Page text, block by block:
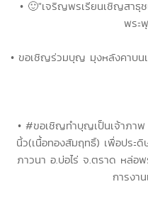
• 🙂"เจริญพรเรียนเชิญสา
พระ
• ขอเชิญร่วมบุญ มุงหลังคาบ
• #ขอเชิญทำบุญเป็นเจ้าภาพ
นิ้ว(เนื้อทองสัมฤทธิ์) เพื่อประ
ภาวนา อ.บ่อไร่ จ.ตราด หล่อ
การงา